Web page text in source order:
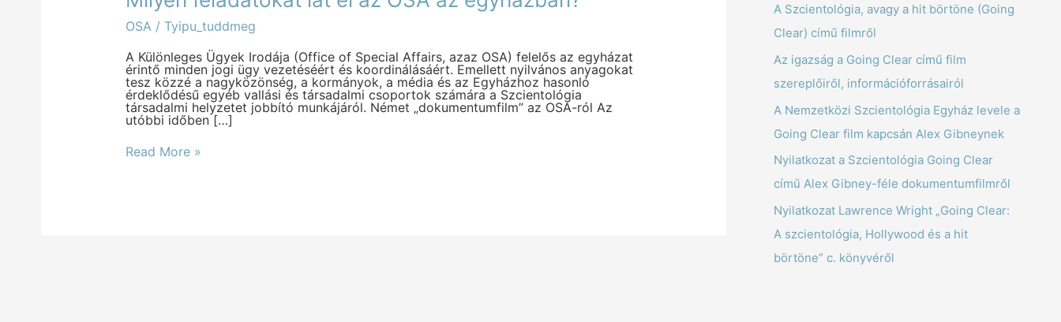
OSA / Tyipu_tuddmeg
A Különleges Ügyek Irodája (Office of Special Affairs, azaz OSA) felelős az egyházat
érintő minden jogi ügy vezetéséért és koordinálásáért. Emellett nyilvános anyagokat
tesz közzé a nagyközönség, a kormányok, a média és az Egyházhoz hasonló
érdeklődésű egyéb vallási és társadalmi csoportok számára a Szcientológia
társadalmi helyzetet jobbító munkájáról. Német „dokumentumfilm” az OSA-ról Az
utóbbi időben […]
feladatokat
lát
el
OSA
az
egyházban?
Read More »
A Szcientológia, avagy a hit börtöne (Going
Clear) című filmről
Az igazság a Going Clear című film
szereplőiről, információforrásairól
A Nemzetközi Szcientológia Egyház levele a
Going Clear film kapcsán Alex Gibneynek
Nyilatkozat a Szcientológia Going Clear
című Alex Gibney-féle dokumentumfilmről
Nyilatkozat Lawrence Wright „Going Clear:
A szcientológia, Hollywood és a hit
börtöne” c. könyvéről